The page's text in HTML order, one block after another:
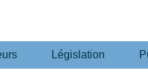
Législation